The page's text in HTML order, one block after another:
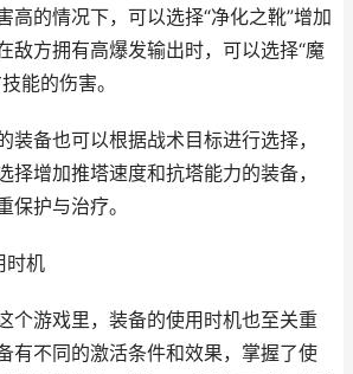
高的情况下，可以选择“净化之靴”增加
敌方拥有高爆发输出时，可以选择“魔
能的伤害。
装备也可以根据战术目标进行选择，
择增加推塔速度和抗塔能力的装备，
保护与治疗。
时机
个游戏里，装备的使用时机也至关重
有不同的激活条件和效果，掌握了使